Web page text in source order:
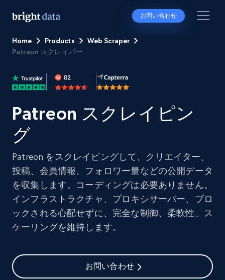
お問い合わせ
Home Products
Web Scraper
Patreon スクレイパー
Patreon スクレイピン
グ
Patreon をスクレイピングして、クリエイター、
投稿、会員情報、フォロワー量などの公開データ
を収集します。コーディングは必要ありません。
インフラストラクチャ、プロキシサーバー、ブロ
ックされる心配せずに、完全な制御、柔軟性、ス
ケーリングを維持します。
お問い合わせ